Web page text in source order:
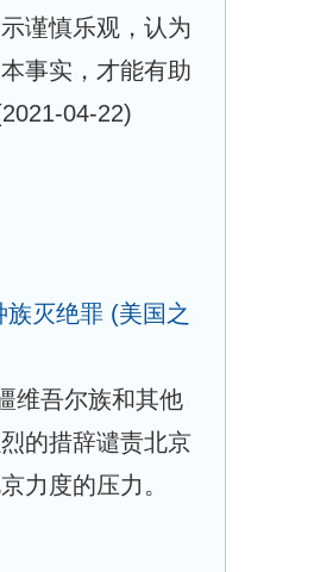
谨慎乐观，认为
事实，才能有助
04-22)
族灭绝罪 (美国之
维吾尔族和其他
的措辞谴责北京
力度的压力。